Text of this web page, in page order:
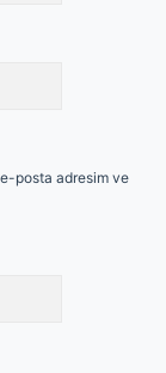
e-posta adresim ve